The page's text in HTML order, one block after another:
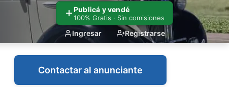
Publicá y vendé
100% Gratis · Sin comisiones
Ingresar Registrarse
Contactar al anunciante